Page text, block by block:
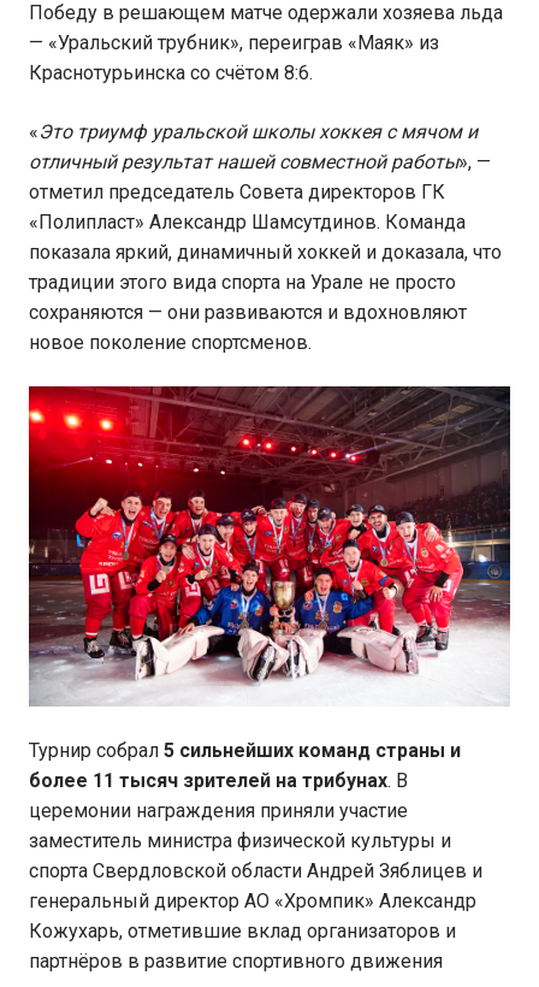
Победу в решающем матче одержали хозяева льда
— «Уральский трубник», переиграв «Маяк» из
Краснотурьинска со счётом 8:6.
«Это триумф уральской школы хоккея с мячом и
отличный результат нашей совместной работы», —
отметил председатель Совета директоров ГК
«Полипласт» Александр Шамсутдинов. Команда
показала яркий, динамичный хоккей и доказала, что
традиции этого вида спорта на Урале не просто
сохраняются — они развиваются и вдохновляют
новое поколение спортсменов.
Турнир собрал 5 сильнейших команд страны и
более 11 тысяч зрителей на трибунах. В
церемонии награждения приняли участие
заместитель министра физической культуры и
спорта Свердловской области Андрей Зяблицев и
генеральный директор АО «Хромпик» Александр
Кожухарь, отметившие вклад организаторов и
партнёров в развитие спортивного движения